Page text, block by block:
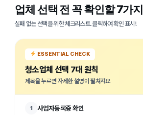
업체 선택 전 꼭 확인할 7가지
실패 없는 선택을 위한 체크리스트. 클릭하여 확인 표시!
ESSENTIAL CHECK
청소업체 선택 7대 원칙
제목을 누르면 자세한 설명이 펼쳐져요
1 사업자등록증 확인